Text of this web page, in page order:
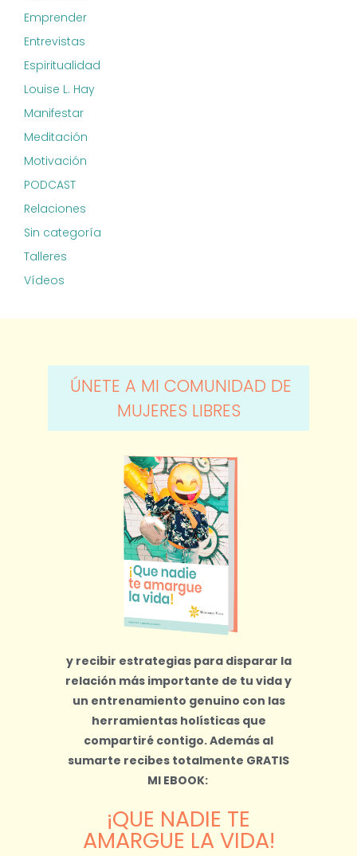
Emprender
Entrevistas
Espiritualidad
Louise L. Hay
Manifestar
Meditación
Motivación
PODCAST
Relaciones
Sin categoría
Talleres
Vídeos
ÚNETE A MI COMUNIDAD DE
MUJERES LIBRES
y recibir estrategias para disparar la
relación más importante de tu vida y
un entrenamiento genuino con las
herramientas holísticas que
compartiré contigo.Además al
sumarte recibes totalmente GRATIS
MI EBOOK:
¡QUE NADIE TE
AMARGUE LA VIDA!